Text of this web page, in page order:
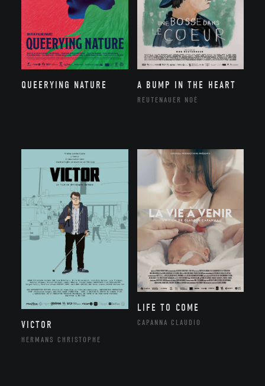
QUEERYING NATURE A BUMP IN THE HEART
REUTENAUER NOÉ
VICTOR
HERMANS CHRISTOPHE
LIFE TO COME
CAPANNA CLAUDIO